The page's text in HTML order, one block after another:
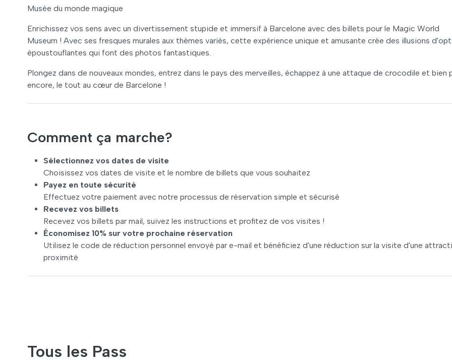
Musée du monde magique
Enrichissez vos sens avec un divertissement stupide et immersif à Barcelone avec des billets pour le Magic World
Museum ! Avec ses fresques murales aux thèmes variés, cette expérience unique et amusante crée des illusions
époustouflantes qui font des photos fantastiques.
Plongez dans de nouveaux mondes, entrez dans le pays des merveilles, échappez à une attaque de crocodile et bien
encore, le tout au cœur de Barcelone !
Comment ça marche?
Sélectionnez vos dates de visite
Choisissez vos dates de visite et le nombre de billets que vous souhaitez
Payez en toute sécurité
Effectuez votre paiement avec notre processus de réservation simple et sécurisé
Recevez vos billets
Recevez vos billets par mail, suivez les instructions et profitez de vos visites !
Économisez 10% sur votre prochaine réservation
Utilisez le code de réduction personnel envoyé par e-mail et bénéficiez d'une réduction sur la visite d'une
proximité
Tous les Pass